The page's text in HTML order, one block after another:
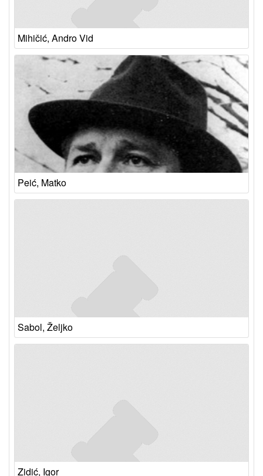
Mihičić, Andro Vid
Peić, Matko
Sabol, Željko
Zidić, Igor